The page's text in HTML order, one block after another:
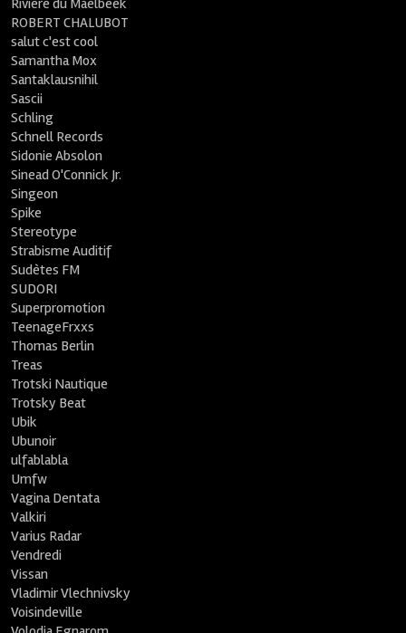
Rivière du Maelbeek
ROBERT CHALUBOT
salut c'est cool
Samantha Mox
Santaklausnihil
Sascii
Schling
Schnell Records
Sidonie Absolon
Sinead O'Connick Jr.
Singeon
Spike
Stereotype
Strabisme Auditif
Sudètes FM
SUDORI
Superpromotion
TeenageFrxxs
Thomas Berlin
Treas
Trotski Nautique
Trotsky Beat
Ubik
Ubunoir
ulfablabla
Umfw
Vagina Dentata
Valkiri
Varius Radar
Vendredi
Vissan
Vladimir Vlechnivsky
Voisindeville